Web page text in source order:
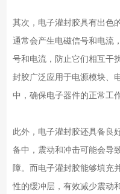
其次，电子灌封胶具有出色
通常会产生电磁信号和电流
号和电流，防止它们相互干
封胶广泛应用于电源模块、
中，确保电子器件的正常工
此外，电子灌封胶还具备良
备中，震动和冲击可能会导
障。而电子灌封胶能够填充
性的缓冲层，有效减少震动